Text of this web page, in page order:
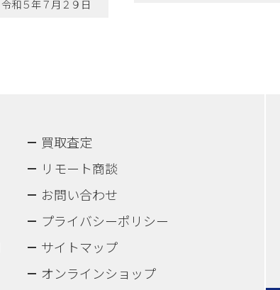
令和５年７月２９日
買取査定
リモート商談
お問い合わせ
プライバシーポリシー
サイトマップ
オンラインショップ